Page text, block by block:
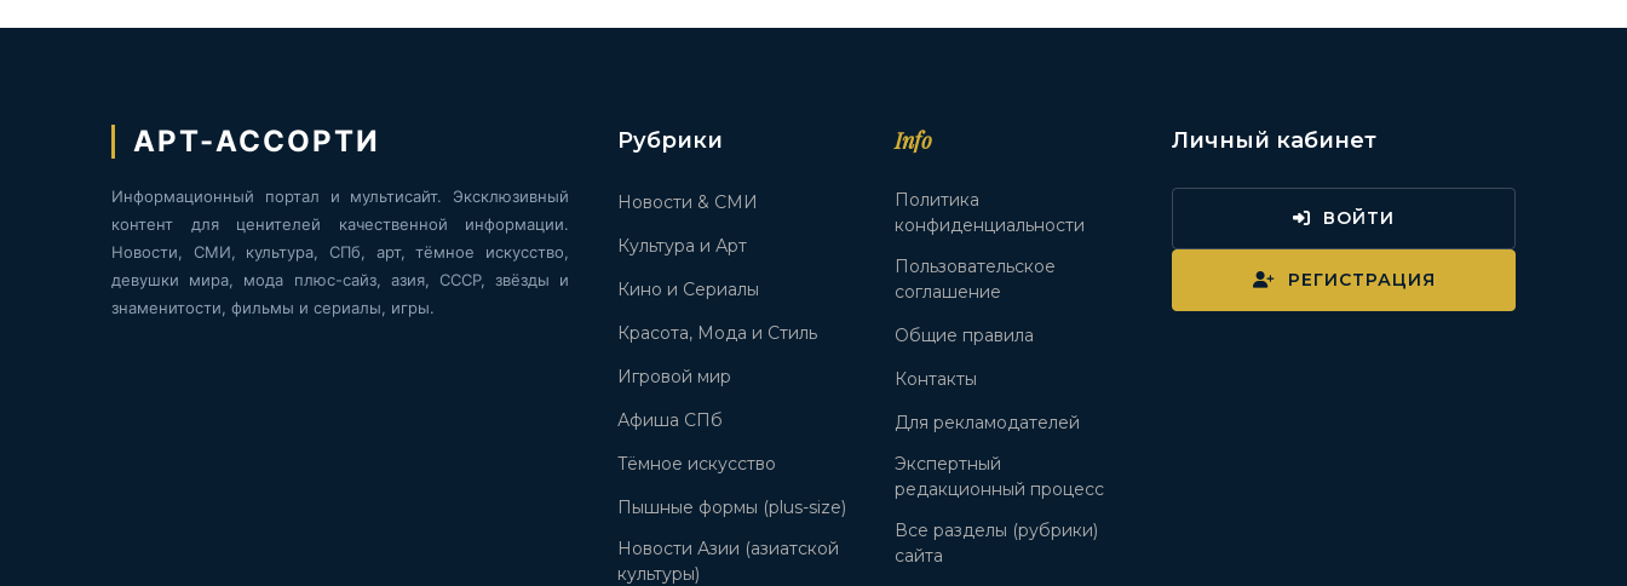
АРТ-АССОРТИ
Информационный портал и мультисайт. Эксклюзивный
контент для ценителей качественной информации.
Новости, СМИ, культура, СПб, арт, тёмное искусство,
девушки мира, мода плюс-сайз, азия, СССР, звёзды и
знаменитости, фильмы и сериалы, игры.
Рубрики
Новости & СМИ
Культура и Арт
Кино и Сериалы
Красота, Мода и Стиль
Игровой мир
Афиша СПб
Тёмное искусство
Пышные формы (plus-size)
Новости Азии (азиатской
культуры)
Info
Политика
конфиденциальности
Пользовательское
соглашение
Общие правила
Контакты
Для рекламодателей
Экспертный
редакционный процесс
Все разделы (рубрики)
сайта
Личный кабинет
ВОЙТИ
РЕГИСТРАЦИЯ